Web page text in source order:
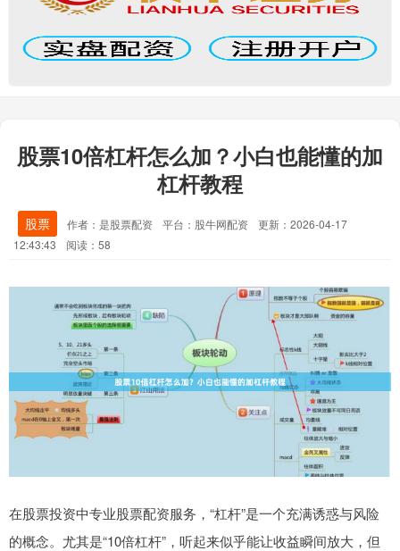
股票10倍杠杆怎么加？小白也能懂的加
杠杆教程
股票 作者：是股票配资 平台：股牛网配资
更新：2026-04-17
12:43:43
阅读：58
在股票投资中专业股票配资服务，“杠杆”是一个充满诱惑与风险
的概念。尤其是“10倍杠杆”，听起来似乎能让收益瞬间放大，但